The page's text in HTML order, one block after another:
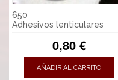
650
Adhesivos lenticulares
0,80 €
AÑADIR AL CARRITO